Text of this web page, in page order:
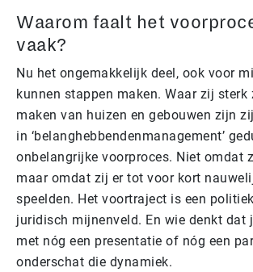
Waarom faalt het
vaak?
Nu het ongemakkelijk deel, ook voor
kunnen stappen maken. Waar zij sterk
maken van huizen en gebouwen zijn
in ‘belanghebbendenmanagement’
onbelangrijke voorproces. Niet omdat
maar omdat zij er tot voor kort
speelden. Het voortraject is een
juridisch mijnenveld. En wie denkt dat
met nóg een presentatie of nóg een
onderschat die dynamiek.